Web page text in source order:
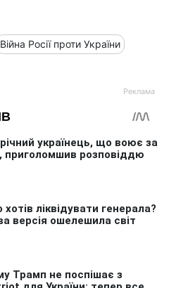
Війна Росії проти України